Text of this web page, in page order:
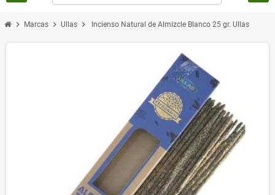
chevron_right Marcas chevron_right Ullas chevron_right Incienso Natural de Almizcle Blanco 25 gr. Ullas